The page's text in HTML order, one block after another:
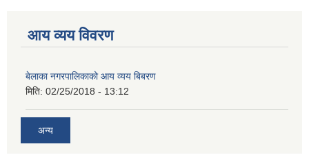
आय व्यय विवरण
बेलाका नगरपालिकाको आय व्यय बिबरण
मिति: 02/25/2018 - 13:12
अन्य